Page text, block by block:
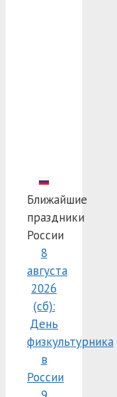
Ближайшие
праздники
России
8
августа
2026
(сб):
День
физкультурника
в
России